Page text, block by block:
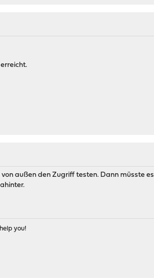
außen den Zugriff testen. Dann müsste es
you!